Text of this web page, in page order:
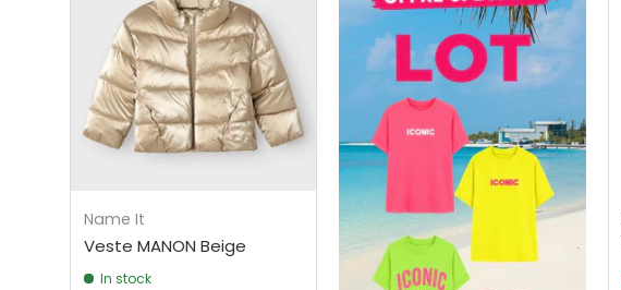
Name It
Veste MANON Beige
In stock